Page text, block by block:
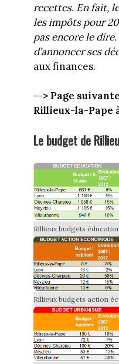
recettes. En fait,
les impôts pour
pas encore le
d’annoncer ses
aux finances.
--> Page
Rillieux-la-Pape
Le budget de
Rillieux budgets
Rillieux budgets action